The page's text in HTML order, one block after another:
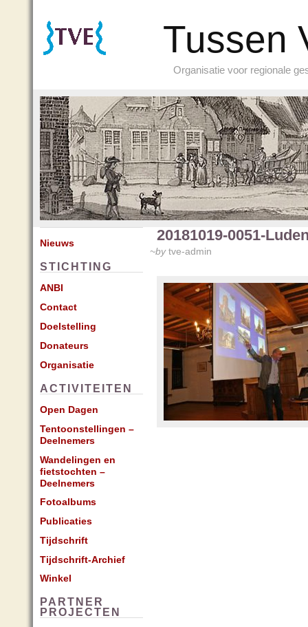
Tussen
Organisatie voor regionale
20181019-0051-
~bytve-admin
Nieuws
STICHTING
ANBI
Contact
Doelstelling
Donateurs
Organisatie
ACTIVITEITEN
Open Dagen
Tentoonstellingen –
Deelnemers
Wandelingen en
fietstochten –
Deelnemers
Fotoalbums
Publicaties
Tijdschrift
Tijdschrift-Archief
Winkel
PARTNER
PROJECTEN